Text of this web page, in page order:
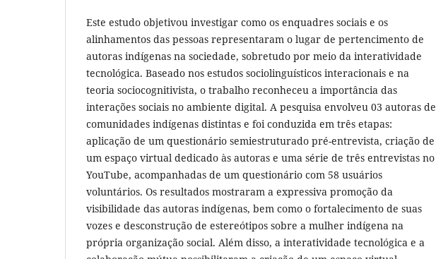
Este estudo objetivou investigar como os enquadres sociais e os
alinhamentos das pessoas representaram o lugar de pertencimento de
autoras indígenas na sociedade, sobretudo por meio da interatividade
tecnológica. Baseado nos estudos sociolinguísticos interacionais e na
teoria sociocognitivista, o trabalho reconheceu a importância das
interações sociais no ambiente digital. A pesquisa envolveu 03 autoras de
comunidades indígenas distintas e foi conduzida em três etapas:
aplicação de um questionário semiestruturado pré-entrevista, criação de
um espaço virtual dedicado às autoras e uma série de três entrevistas no
YouTube, acompanhadas de um questionário com 58 usuários
voluntários. Os resultados mostraram a expressiva promoção da
visibilidade das autoras indígenas, bem como o fortalecimento de suas
vozes e desconstrução de estereótipos sobre a mulher indígena na
própria organização social. Além disso, a interatividade tecnológica e a